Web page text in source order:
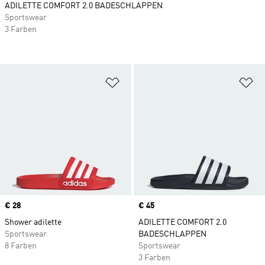
Price
€ 28
Shower adilette
Sportswear
8 Farben
Price
€ 45
ADILETTE COMFORT 2.0
BADESCHLAPPEN
Sportswear
3 Farben
ADILETTE COMFORT 2.0 BADESCHLAPPEN
Sportswear
3 Farben